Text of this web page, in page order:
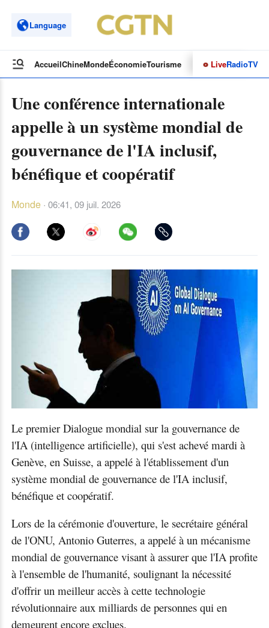
Language
AccueilChineMondeÉconomieTourismeCulture&SportOpinions
LiveRadioTV
Une conférence internationale
appelle à un système mondial de
gouvernance de l'IA inclusif,
bénéfique et coopératif
Monde· 06:41, 09 juil. 2026
Le premier Dialogue mondial sur la gouvernance de
l'IA (intelligence artificielle), qui s'est achevé mardi à
Genève, en Suisse, a appelé à l'établissement d'un
système mondial de gouvernance de l'IA inclusif,
bénéfique et coopératif.
Lors de la cérémonie d'ouverture, le secrétaire général
de l'ONU, Antonio Guterres, a appelé à un mécanisme
mondial de gouvernance visant à assurer que l'IA profite
à l'ensemble de l'humanité, soulignant la nécessité
d'offrir un meilleur accès à cette technologie
révolutionnaire aux milliards de personnes qui en
demeurent encore exclues.